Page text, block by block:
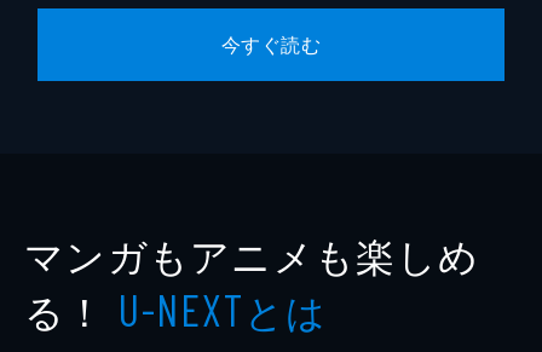
今すぐ読む
マンガもアニメも楽しめ
る！ U-NEXTとは